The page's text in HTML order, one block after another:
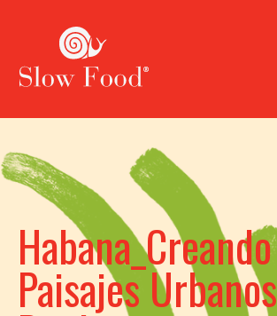
Habana_Creando
Paisajes Urbanos